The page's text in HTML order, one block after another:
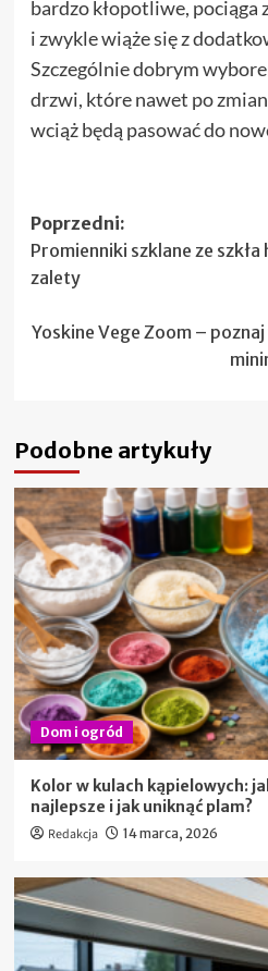
bardzo kłopotliwe, pociąga
i zwykle wiąże się z
Szczególnie dobrym
drzwi, które nawet po
wciąż będą pasować do
Zobacz
wpisy
Poprzedni:
Promienniki szklane ze
zalety
Yoskine Vege Zoom –
Podobne artykuły
Dom i ogród
Kolor w kulach kąpielowych:
najlepsze i jak uniknąć plam?
Redakcja 14 marca, 2026